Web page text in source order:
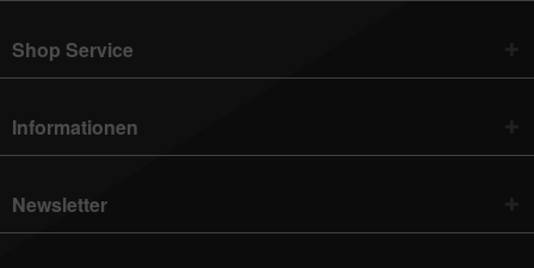
Shop Service
Informationen
Newsletter